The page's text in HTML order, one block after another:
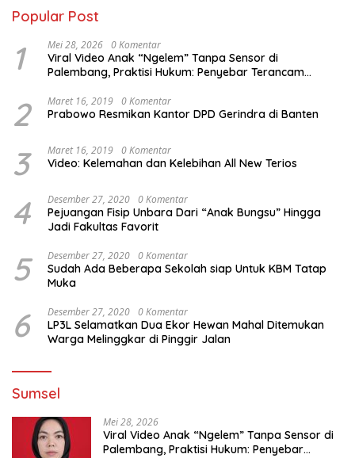
Popular Post
1 Mei 28, 2026 0 Komentar
Viral Video Anak “Ngelem” Tanpa Sensor di
Palembang, Praktisi Hukum: Penyebar Terancam
2 Maret 16, 2019 0 Komentar
Prabowo Resmikan Kantor DPD Gerindra di Banten
3 Maret 16, 2019 0 Komentar
Video: Kelemahan dan Kelebihan All New Terios
4 Desember 27, 2020 0 Komentar
Pejuangan Fisip Unbara Dari “Anak Bungsu” Hingga
Jadi Fakultas Favorit
5 Desember 27, 2020 0 Komentar
Sudah Ada Beberapa Sekolah siap Untuk KBM Tatap
Muka
6 Desember 27, 2020 0 Komentar
LP3L Selamatkan Dua Ekor Hewan Mahal Ditemukan
Warga Melinggkar di Pinggir Jalan
Sumsel
Mei 28, 2026
Viral Video Anak “Ngelem” Tanpa Sensor di
Palembang, Praktisi Hukum: Penyebar